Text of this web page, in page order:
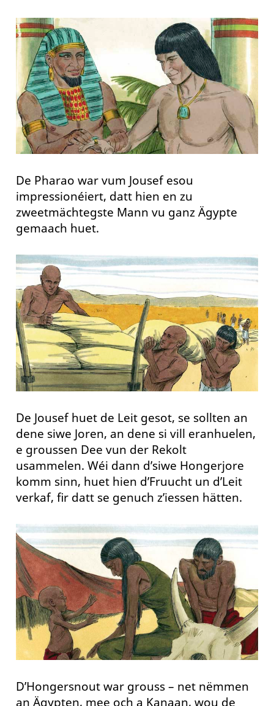
De Pharao war vum Jousef esou
impressionéiert, datt hien en zu
zweetmächtegste Mann vu ganz Ägypte
gemaach huet.
De Jousef huet de Leit gesot, se sollten an
dene siwe Joren, an dene si vill eranhuelen,
e groussen Dee vun der Rekolt
usammelen. Wéi dann d’siwe Hongerjore
komm sinn, huet hien d’Fruucht un d’Leit
verkaf, fir datt se genuch z’iessen hätten.
D’Hongersnout war grouss – net nëmmen
an Ägypten, mee och a Kanaan, wou de